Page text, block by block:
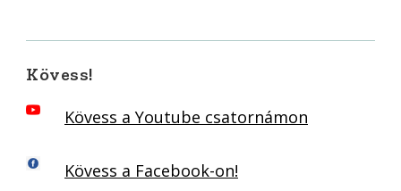
Kövess!
Kövess a Youtube csatornámon
Kövess a Facebook-on!